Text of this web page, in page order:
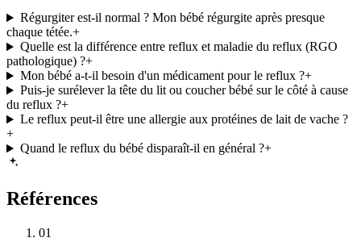
Régurgiter est-il normal ? Mon bébé régurgite après presque
chaque tétée.+
Quelle est la différence entre reflux et maladie du reflux (RGO
pathologique) ?+
Mon bébé a-t-il besoin d'un médicament pour le reflux ?+
Puis-je surélever la tête du lit ou coucher bébé sur le côté à cause
du reflux ?+
Le reflux peut-il être une allergie aux protéines de lait de vache ?
+
Quand le reflux du bébé disparaît-il en général ?+
Références
01